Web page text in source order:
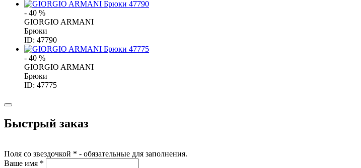
- 40 %
GIORGIO ARMANI
Брюки
ID: 47790
- 40 %
GIORGIO ARMANI
Брюки
ID: 47775
Быстрый заказ
Поля со звездочкой * - обязательные для заполнения.
Ваше имя *